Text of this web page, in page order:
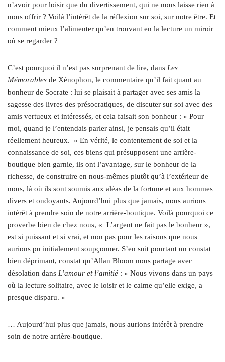
n’avoir pour loisir que du divertissement, qui ne nous laisse rien à
nous offrir ? Voilà l’intérêt de la réflexion sur soi, sur notre être. Et
comment mieux l’alimenter qu’en trouvant en la lecture un miroir
où se regarder ?
C’est pourquoi il n’est pas surprenant de lire, dans Les
Mémorables de Xénophon, le commentaire qu’il fait quant au
bonheur de Socrate : lui se plaisait à partager avec ses amis la
sagesse des livres des présocratiques, de discuter sur soi avec des
amis vertueux et intéressés, et cela faisait son bonheur : « Pour
moi, quand je l’entendais parler ainsi, je pensais qu’il était
réellement heureux. » En vérité, le contentement de soi et la
connaissance de soi, ces biens qui présupposent une arrière-
boutique bien garnie, ils ont l’avantage, sur le bonheur de la
richesse, de construire en nous-mêmes plutôt qu’à l’extérieur de
nous, là où ils sont soumis aux aléas de la fortune et aux hommes
divers et ondoyants. Aujourd’hui plus que jamais, nous aurions
intérêt à prendre soin de notre arrière-boutique. Voilà pourquoi ce
proverbe bien de chez nous, « L’argent ne fait pas le bonheur »,
est si puissant et si vrai, et non pas pour les raisons que nous
aurions pu initialement soupçonner. S’en suit pourtant un constat
bien déprimant, constat qu’Allan Bloom nous partage avec
désolation dans L’amour et l’amitié : « Nous vivons dans un pays
où la lecture solitaire, avec le loisir et le calme qu’elle exige, a
presque disparu. »
… Aujourd’hui plus que jamais, nous aurions intérêt à prendre
soin de notre arrière-boutique.